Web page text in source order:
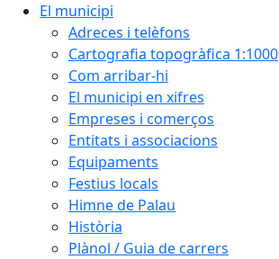
El municipi
Adreces i telèfons
Cartografia topogràfica 1:1000
Com arribar-hi
El municipi en xifres
Empreses i comerços
Entitats i associacions
Equipaments
Festius locals
Himne de Palau
Història
Plànol / Guia de carrers